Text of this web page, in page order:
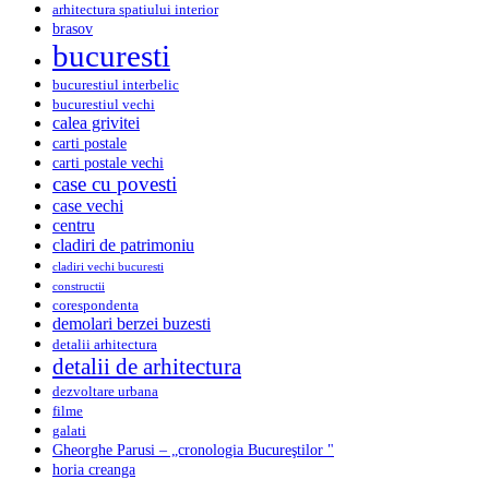
arhitectura spatiului interior
brasov
bucuresti
bucurestiul interbelic
bucurestiul vechi
calea grivitei
carti postale
carti postale vechi
case cu povesti
case vechi
centru
cladiri de patrimoniu
cladiri vechi bucuresti
constructii
corespondenta
demolari berzei buzesti
detalii arhitectura
detalii de arhitectura
dezvoltare urbana
filme
galati
Gheorghe Parusi – „cronologia Bucureştilor "
horia creanga